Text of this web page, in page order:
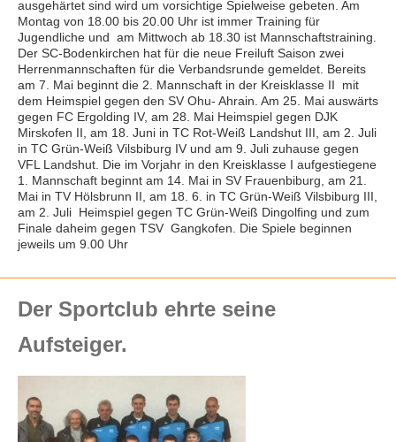
ausgehärtet sind wird um vorsichtige Spielweise gebeten. Am
Montag von 18.00 bis 20.00 Uhr ist immer Training für
Jugendliche und am Mittwoch ab 18.30 ist Mannschaftstraining.
Der SC-Bodenkirchen hat für die neue Freiluft Saison zwei
Herrenmannschaften für die Verbandsrunde gemeldet. Bereits
am 7. Mai beginnt die 2. Mannschaft in der Kreisklasse II mit
dem Heimspiel gegen den SV Ohu- Ahrain. Am 25. Mai auswärts
gegen FC Ergolding IV, am 28. Mai Heimspiel gegen DJK
Mirskofen II, am 18. Juni in TC Rot-Weiß Landshut III, am 2. Juli
in TC Grün-Weiß Vilsbiburg IV und am 9. Juli zuhause gegen
VFL Landshut. Die im Vorjahr in den Kreisklasse I aufgestiegene
1. Mannschaft beginnt am 14. Mai in SV Frauenbiburg, am 21.
Mai in TV Hölsbrunn II, am 18. 6. in TC Grün-Weiß Vilsbiburg III,
am 2. Juli Heimspiel gegen TC Grün-Weiß Dingolfing und zum
Finale daheim gegen TSV Gangkofen. Die Spiele beginnen
jeweils um 9.00 Uhr
Der Sportclub ehrte seine
Aufsteiger.